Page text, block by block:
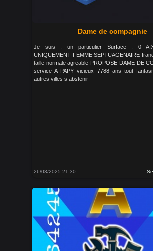
Dame de compagnie
Je suis : un particulier Surface : 0
UNIQUEMENT FEMME SEPTUAGENAIRE
taille normale agreable PROPOSE DAME DE
service A PAPY vicieux 7788 ans tout
autres villes s abstenir
26/03/2025 21:30